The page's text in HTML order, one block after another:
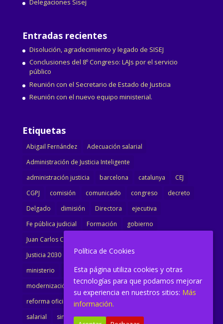
Delegaciones Sisej
Entradas recientes
Disolución, agradecimiento y legado de SISEJ
Conclusiones del 8º Congreso: LAJs por el servicio
público
Reunión con el Secretario de Estado de Justicia
Reunión con el nuevo equipo ministerial.
Etiquetas
Abigail Fernández
Adecuación salarial
Administración de Justicia Inteligente
administración justicia
barcelona catalunya
CEJ
CGPJ
comisión comunicado congreso
decreto
Delgado
dimisión Directora
ejecutiva
Fe pública judicial
Formación
gobierno
Juan Carlos Campo
Justicia 2030
LAJ letrados
Marta Urbano
ministerio
Ministra Justicia
Ministro de Justicia
modernización
noticias Portavoz
reforma
reforma oficina
renovación
salarial
sindicalismo sindicato sisej
Política de Cookies
Esta página utiliza cookies y otras
tecnologías para que podamos mejorar
su experiencia en nuestros sitios: Más
información.